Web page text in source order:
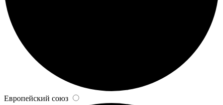
Европейский союз